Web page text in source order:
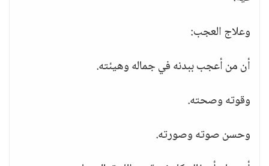
وعلاج العجب:
أن من أعجب ببدنه في جماله وهيئته.
وقوته وصحته.
وحسن صوته وصورته.